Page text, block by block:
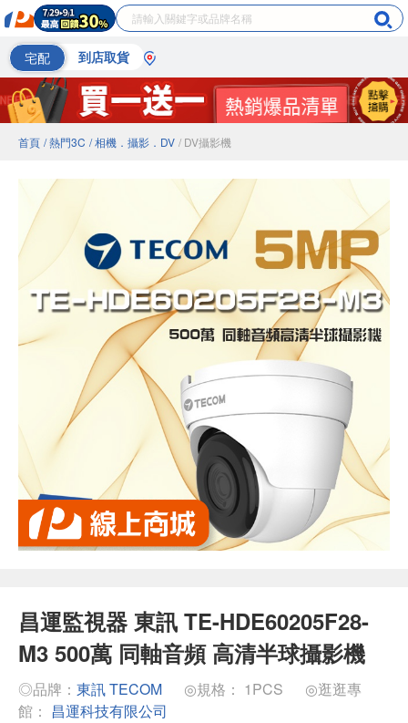
宅配 到店取貨
首頁 / 熱門3C / 相機．攝影．DV / DV攝影機
昌運監視器 東訊 TE-HDE60205F28-
M3 500萬 同軸音頻 高清半球攝影機
◎品牌： 東訊 TECOM ◎規格： 1PCS
◎逛逛專
館： 昌運科技有限公司